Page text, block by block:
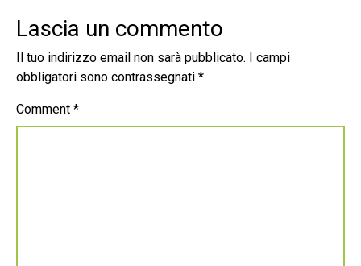
Lascia un commento
Il tuo indirizzo email non sarà pubblicato.
I campi
obbligatori sono contrassegnati *
Comment *